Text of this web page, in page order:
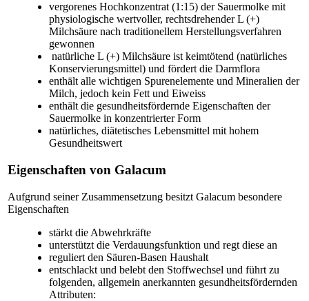
vergorenes Hochkonzentrat (1:15) der Sauermolke mit
physiologische wertvoller, rechtsdrehender L (+)
Milchsäure nach traditionellem Herstellungsverfahren
gewonnen
natürliche L (+) Milchsäure ist keimtötend (natürliches
Konservierungsmittel) und fördert die Darmflora
enthält alle wichtigen Spurenelemente und Mineralien der
Milch, jedoch kein Fett und Eiweiss
enthält die gesundheitsfördernde Eigenschaften der
Sauermolke in konzentrierter Form
natürliches, diätetisches Lebensmittel mit hohem
Gesundheitswert
Eigenschaften von Galacum
Aufgrund seiner Zusammensetzung besitzt Galacum besondere
Eigenschaften
stärkt die Abwehrkräfte
unterstützt die Verdauungsfunktion und regt diese an
reguliert den Säuren-Basen Haushalt
entschlackt und belebt den Stoffwechsel und führt zu
folgenden, allgemein anerkannten gesundheitsfördernden
Attributen: